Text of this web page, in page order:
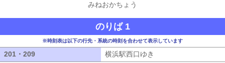
みねおかちょう
のりば 1
※時刻表は以下の行先・系統の時刻を合わせて表示しています
201・209 横浜駅西口ゆき